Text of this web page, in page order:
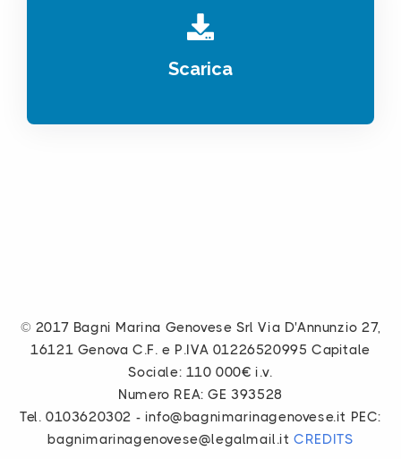
Scarica
© 2017 Bagni Marina Genovese Srl Via D'Annunzio 27,
16121 Genova C.F. e P.IVA 01226520995 Capitale
Sociale: 110 000€ i.v.
Numero REA: GE 393528
Tel. 0103620302 - info@bagnimarinagenovese.it PEC:
bagnimarinagenovese@legalmail.itCREDITS